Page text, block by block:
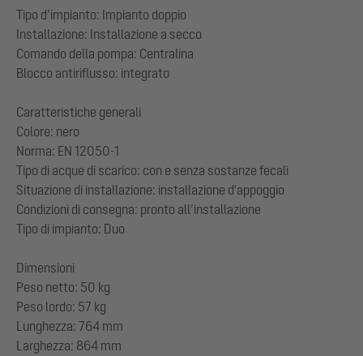
Tipo d’impianto: Impianto doppio
Installazione: Installazione a secco
Comando della pompa: Centralina
Blocco antiriflusso: integrato
Caratteristiche generali
Colore: nero
Norma: EN 12050-1
Tipo di acque di scarico: con e senza sostanze fecali
Situazione di installazione: installazione d'appoggio
Condizioni di consegna: pronto all’installazione
Tipo di impianto: Duo
Dimensioni
Peso netto: 50 kg
Peso lordo: 57 kg
Lunghezza: 764 mm
Larghezza: 864 mm